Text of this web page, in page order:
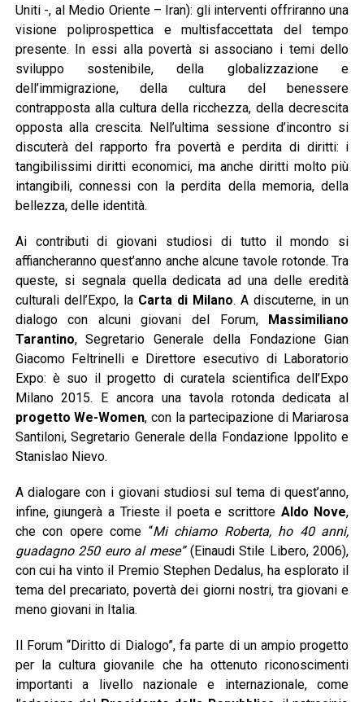
Uniti -, al Medio Oriente – Iran): gli interventi offriranno una
visione poliprospettica e multisfaccettata del tempo
presente. In essi alla povertà si associano i temi dello
sviluppo sostenibile, della globalizzazione e
dell’immigrazione, della cultura del benessere
contrapposta alla cultura della ricchezza, della decrescita
opposta alla crescita. Nell’ultima sessione d’incontro si
discuterà del rapporto fra povertà e perdita di diritti: i
tangibilissimi diritti economici, ma anche diritti molto più
intangibili, connessi con la perdita della memoria, della
bellezza, delle identità.
Ai contributi di giovani studiosi di tutto il mondo si
affiancheranno quest’anno anche alcune tavole rotonde. Tra
queste, si segnala quella dedicata ad una delle eredità
culturali dell’Expo, la Carta di Milano. A discuterne, in un
dialogo con alcuni giovani del Forum,
Massimiliano
Tarantino, Segretario Generale della Fondazione Gian
Giacomo Feltrinelli e Direttore esecutivo di Laboratorio
Expo: è suo il progetto di curatela scientifica dell’Expo
Milano 2015. E ancora una tavola rotonda dedicata al
progetto We-Women, con la partecipazione di Mariarosa
Santiloni, Segretario Generale della Fondazione Ippolito e
Stanislao Nievo.
A dialogare con i giovani studiosi sul tema di quest’anno,
infine, giungerà a Trieste il poeta e scrittore Aldo Nove,
che con opere come “Mi chiamo Roberta, ho 40 anni,
guadagno 250 euro al mese”(Einaudi Stile Libero, 2006),
con cui ha vinto il Premio Stephen Dedalus, ha esplorato il
tema del precariato, povertà dei giorni nostri, tra giovani e
meno giovani in Italia.
Il Forum “Diritto di Dialogo”, fa parte di un ampio progetto
per la cultura giovanile che ha ottenuto riconoscimenti
importanti a livello nazionale e internazionale, come